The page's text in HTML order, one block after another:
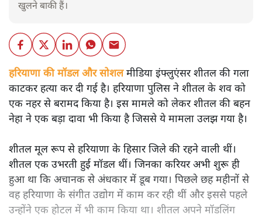
खुलने बाकी हैं।
हरियाणा की मॉडल और सोशल मीडिया इंफ्लुएंसर शीतल की गला
काटकर हत्या कर दी गई है। हरियाणा पुलिस ने शीतल के शव को
एक नहर से बरामद किया है। इस मामले को लेकर शीतल की बहन
नेहा ने एक बड़ा दावा भी किया है जिससे ये मामला उलझ गया है।
शीतल मूल रूप से हरियाणा के हिसार जिले की रहने वाली थीं।
शीतल एक उभरती हुई मॉडल थीं। जिनका करियर अभी शुरू ही
हुआ था कि अचानक से अंधकार में डूब गया। पिछले छह महीनों से
वह हरियाणा के संगीत उद्योग में काम कर रही थीं और इससे पहले
उन्होंने एक होटल में भी काम किया था। शीतल अपने मॉडलिंग